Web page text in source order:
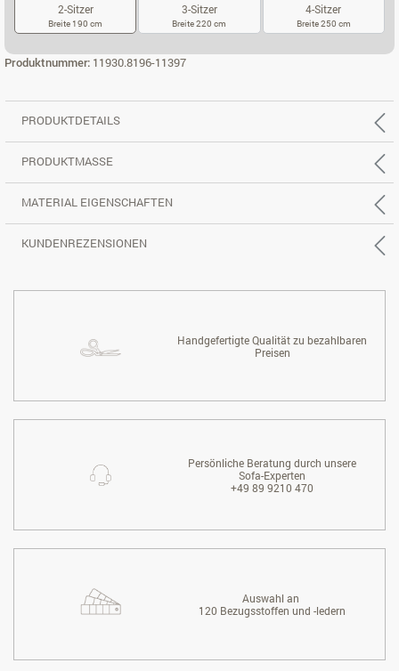
2-Sitzer
Breite 190 cm
3-Sitzer
Breite 220 cm
4-Sitzer
Breite 250 cm
Produktnummer: 11930.8196-11397
PRODUKTDETAILS
PRODUKTMASSE
MATERIAL EIGENSCHAFTEN
KUNDENREZENSIONEN
Handgefertigte Qualität zu bezahlbaren
Preisen
Persönliche Beratung durch unsere
Sofa-Experten
+49 89 9210 470
Auswahl an
120 Bezugsstoffen und -ledern